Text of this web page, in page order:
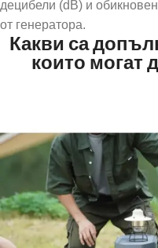
децибели (dB) и
от генератора.
Какви са
които могат